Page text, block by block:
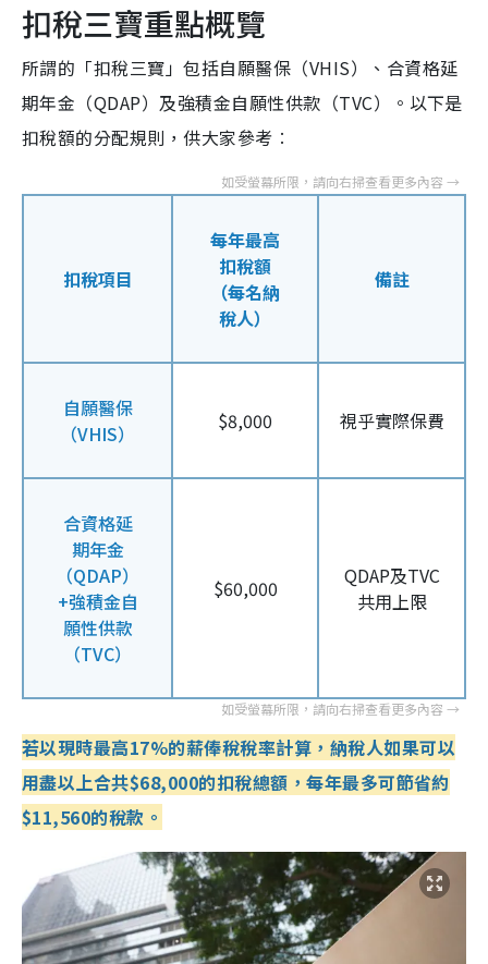
扣稅三寶重點概覽
所謂的「扣稅三寶」包括自願醫保（VHIS）、合資格延
期年金（QDAP）及強積金自願性供款（TVC）。以下是
扣稅額的分配規則，供大家參考︰
扣稅項目
每年最高
扣稅額
（每名納
稅人）
備註
自願醫保
（VHIS）
$8,000 視乎實際保費
合資格延
期年金
（QDAP）
+強積金自
願性供款
（TVC）
$60,000
QDAP及TVC
共用上限
若以現時最高17%的薪俸稅稅率計算，納稅人如果可以
用盡以上合共$68,000的扣稅總額，每年最多可節省約
$11,560的稅款。